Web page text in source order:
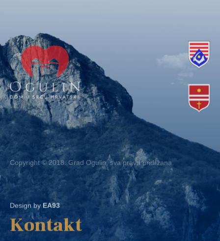
Copyright © 2018. Grad Ogulin, sva prava pridržana.
Design by EA93
Kontakt